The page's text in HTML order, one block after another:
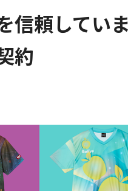
信頼してい
約